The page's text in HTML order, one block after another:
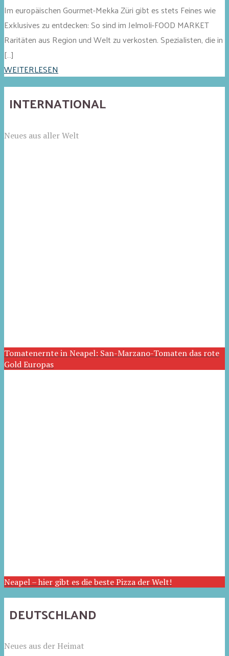
Im europäischen Gourmet-Mekka Züri gibt es stets Feines wie
Exklusives zu entdecken: So sind im Jelmoli-FOOD MARKET
Raritäten aus Region und Welt zu verkosten. Spezialisten, die in
[…]
WEITERLESEN
INTERNATIONAL
Neues aus aller Welt
Tomatenernte in Neapel: San-Marzano-Tomaten das rote
Gold Europas
Neapel – hier gibt es die beste Pizza der Welt!
DEUTSCHLAND
Neues aus der Heimat